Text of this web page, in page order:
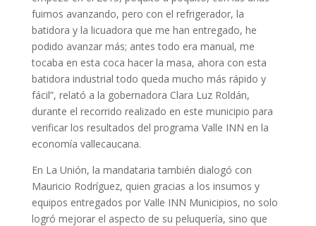
fuimos avanzando, pero con el refrigerador, la
batidora y la licuadora que me han entregado, he
podido avanzar más; antes todo era manual, me
tocaba en esta coca hacer la masa, ahora con esta
batidora industrial todo queda mucho más rápido y
fácil”, relató a la gobernadora Clara Luz Roldán,
durante el recorrido realizado en este municipio para
verificar los resultados del programa Valle INN en la
economía vallecaucana.
En La Unión, la mandataria también dialogó con
Mauricio Rodríguez, quien gracias a los insumos y
equipos entregados por Valle INN Municipios, no solo
logró mejorar el aspecto de su peluquería, sino que